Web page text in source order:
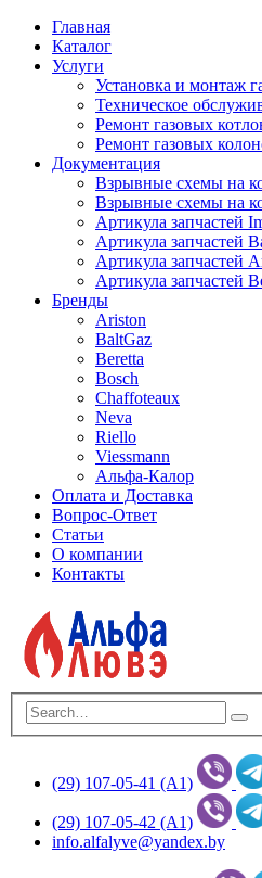
Главная
Каталог
Услуги
Установка и монтаж
Техническое
Ремонт газовых
Ремонт газовых
Документация
Взрывные схемы на
Взрывные схемы на
Артикула запчастей
Артикула запчастей
Артикула запчастей
Артикула запчастей
Бренды
Ariston
BaltGaz
Beretta
Bosch
Chaffoteaux
Neva
Riello
Viessmann
Альфа-Калор
Оплата и Доставка
Вопрос-Ответ
Статьи
О компании
Контакты
(29) 107-05-41 (А1)
(29) 107-05-42 (А1)
info.alfalyve@yandex.by